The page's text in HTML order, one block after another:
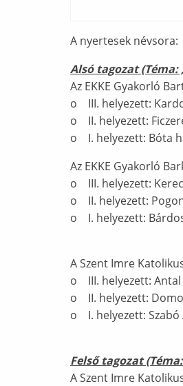
A nyertesek névsora:
Alsó tagozat (Téma:
Az EKKE Gyakorló
o III. helyezett:
o II. helyezett:
o I. helyezett: Bóta
Az EKKE Gyakorló
o III. helyezett:
o II. helyezett:
o I. helyezett:
A Szent Imre
o III. helyezett: Antal
o II. helyezett:
o I. helyezett: Szabó
Felső tagozat
A Szent Imre